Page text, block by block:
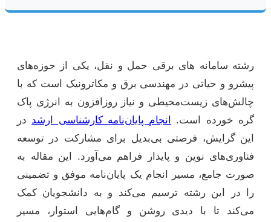
رشته سامانه های برقی حمل و نقل، یکی از حوزه‌های
پیشرو و حیاتی در مهندسی برق و مکاترونیک است که با
چالش‌های زیست‌محیطی و نیاز روزافزون به انرژی پاک
گره خورده است.انجام پایان‌نامه کارشناسی ارشددر
این گرایش، فرصتی بی‌بدیل برای مشارکت در توسعه
فناوری‌های نوین و پایدار فراهم می‌آورد. این مقاله به
صورت جامع، مسیر انجام یک پایان‌نامه موفق و تضمینی
را در این رشته ترسیم می‌کند و به دانشجویان کمک
می‌کند تا با دیدی روشن و گام‌هایی استوار، مسیر